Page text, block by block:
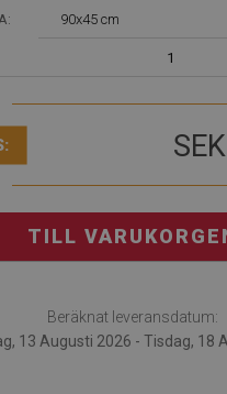
90x45 cm
1
SEK
TILL
Beräknat leveransdatum:
13 Augusti 2026 - Tisdag, 18